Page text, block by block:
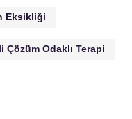
Eksikliği
Çözüm Odaklı Terapi